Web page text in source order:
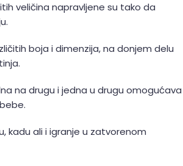
veličina napravljene su tako da
boja i dimenzija, na donjem delu
na drugu i jedna u drugu omogućava
kadu ali i igranje u zatvorenom